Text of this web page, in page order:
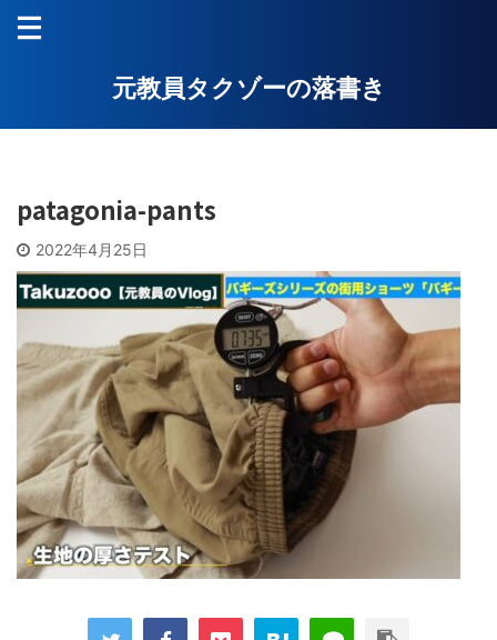
元教員タクゾーの落書き
patagonia-pants
2022年4月25日